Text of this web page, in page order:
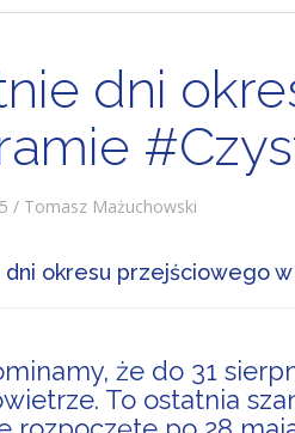
dni
/ Tomasz Mażuchowski
dni okresu przejściowego
że do 31
To ostatnia